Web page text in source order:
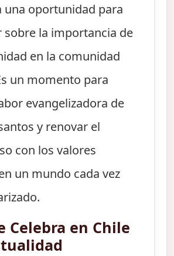
una oportunidad para
sobre la importancia de
en la comunidad
un momento para
evangelizadora de
y renovar el
con los valores
un mundo cada vez
Celebra en Chile